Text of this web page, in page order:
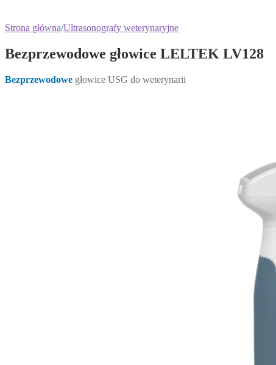
Strona główna/Ultrasonografy weterynaryjne
Bezprzewodowe głowice LELTEK LV128
Bezprzewodowe głowice USG do weterynarii